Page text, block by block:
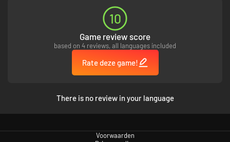
10
Game review score
based on 4 reviews, all languages included
Rate deze game!
There is no review in your language
Voorwaarden